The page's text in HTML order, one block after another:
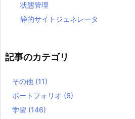
状態管理
静的サイトジェネレータ
記事のカテゴリ
その他 (11)
ポートフォリオ (6)
学習 (146)